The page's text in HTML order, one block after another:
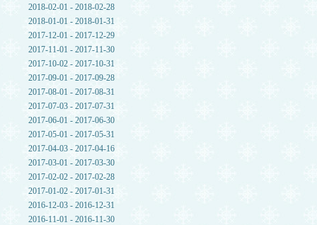
2018-02-01 - 2018-02-28
2018-01-01 - 2018-01-31
2017-12-01 - 2017-12-29
2017-11-01 - 2017-11-30
2017-10-02 - 2017-10-31
2017-09-01 - 2017-09-28
2017-08-01 - 2017-08-31
2017-07-03 - 2017-07-31
2017-06-01 - 2017-06-30
2017-05-01 - 2017-05-31
2017-04-03 - 2017-04-16
2017-03-01 - 2017-03-30
2017-02-02 - 2017-02-28
2017-01-02 - 2017-01-31
2016-12-03 - 2016-12-31
2016-11-01 - 2016-11-30